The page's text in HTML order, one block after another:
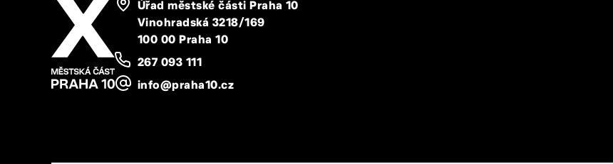
Úřad městské části Praha 10
Vinohradská 3218/169
100 00 Praha 10
267 093 111
info@praha10.cz